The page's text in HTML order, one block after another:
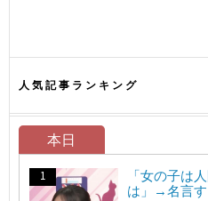
人気記事ランキング
本日
「女の子は
は」→名言す